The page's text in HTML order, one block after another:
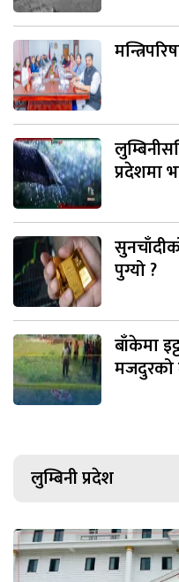
प्रदेशमा
पुग्यो ?
बाँकेमा
मजदुरको
लुम्बिनी प्रदेश